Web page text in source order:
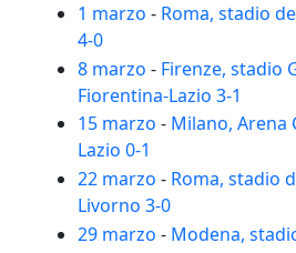
1 marzo - Roma, stadio
4-0
8 marzo - Firenze, stadio
Fiorentina-Lazio 3-1
15 marzo - Milano, Arena
Lazio 0-1
22 marzo - Roma, stadio
Livorno 3-0
29 marzo - Modena,